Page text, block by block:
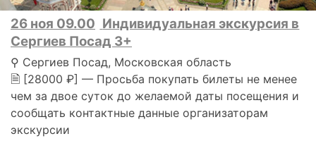
26 ноя 09.00 Индивидуальная экскурсия в
Сергиев Посад 3+
⚲ Сергиев Посад, Московская область
🗎 [28000 ₽] — Просьба покупать билеты не менее
чем за двое суток до желаемой даты посещения и
сообщать контактные данные организаторам
экскурсии